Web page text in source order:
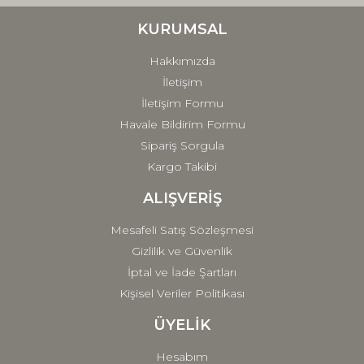
Ürün fiyatı diğer sitelerden daha pahalı.
Gönder
KURUMSAL
Hakkımızda
İletişim
İletişim Formu
Havale Bildirim Formu
Sipariş Sorgula
Kargo Takibi
ALIŞVERİŞ
Mesafeli Satış Sözleşmesi
Gizlilik ve Güvenlik
İptal ve İade Şartları
Kişisel Veriler Politikası
ÜYELİK
Hesabım